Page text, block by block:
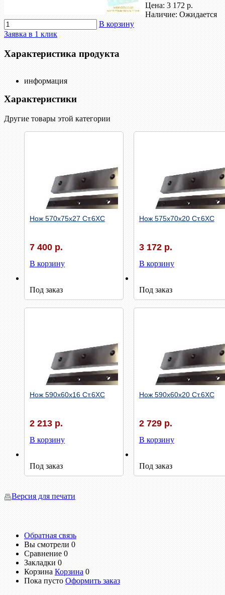
Цена: 3 172 р.
Наличие: Ожидается
В корзину
Заявка в 1 клик
Характеристика продукта
информация
Характеристики
Другие товары этой категории
Быстрый просмотр
Нож 570х75х27 Ст.6ХС
7 400 р.
В корзину
Под заказ Быстрый просмотр
Нож 575х70х20 Ст.6ХС
3 172 р.
В корзину
Под заказ
Быстрый просмотр
Нож 590х60х16 Ст.6ХС
2 213 р.
В корзину
Под заказ Быстрый просмотр
Нож 590х60х20 Ст.6ХС
2 729 р.
В корзину
Под заказ
Версия для печати
Обратная связь
Вы смотрели 0
Сравнение 0
Закладки 0
Корзина Корзина 0
Пока пусто Оформить заказ